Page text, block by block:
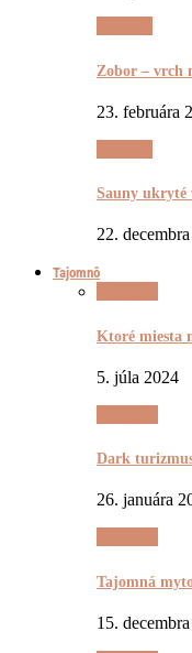
Zobor – vrch
23. februára
Sauny ukryté
22.
Tajomnô
Ktoré miesta
5. júla 2024
Dark
26. januára
Tajomná
15.